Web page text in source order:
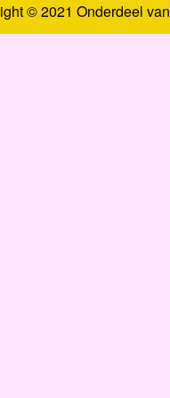
© 2021 Onderdeel van